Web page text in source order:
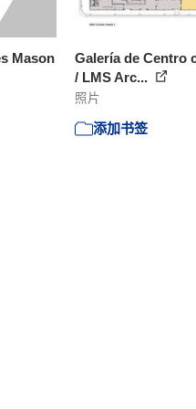
Mason
Galería de Centro
/ LMS Arc...
照片
添加书签